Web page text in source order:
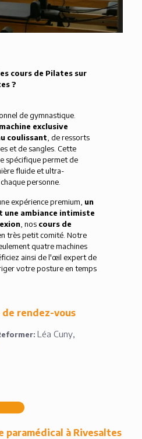
cours de Pilates sur
?
de gymnastique
machine exclusive
coulissant , de ressorts
et de sangles . Cette
spécifique permet de
fluide et ultra-
personne.
expérience premium, un
ambiance intimiste
, nos cours de
très petit comité. Notre
quatre machines
ainsi de l'œil expert de
votre posture en temps
rendez-vous
Léa Cuny,
paramédical à Rivesaltes